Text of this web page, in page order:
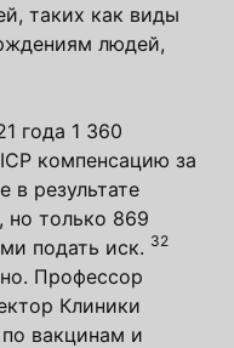
таких как виды
людей,
года 1 360
компенсацию за
в результате
но только 869
подать иск. 32
Профессор
Клиники
по вакцинам и